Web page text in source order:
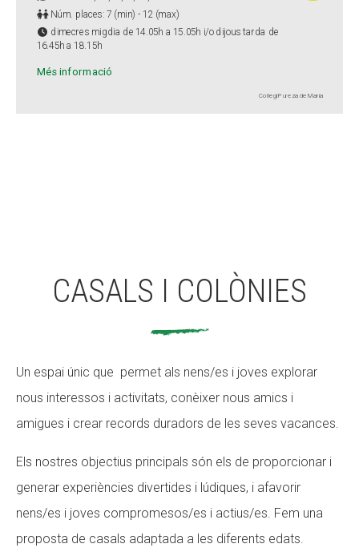
Núm. places: 7 (min) - 12 (max)
dimecres migdia de 14.05h a 15.05h i/o dijous tarda de
16.45h a 18.15h
Més informació
Col·legi Pureza de María
CASALS I COLÒNIES
Un espai únic que permet als nens/es i joves explorar
nous interessos i activitats, conèixer nous amics i
amigues i crear records duradors de les seves vacances.
Els nostres objectius principals són els de proporcionar i
generar experiències divertides i lúdiques, i afavorir
nens/es i joves compromesos/es i actius/es. Fem una
proposta de casals adaptada a les diferents edats.